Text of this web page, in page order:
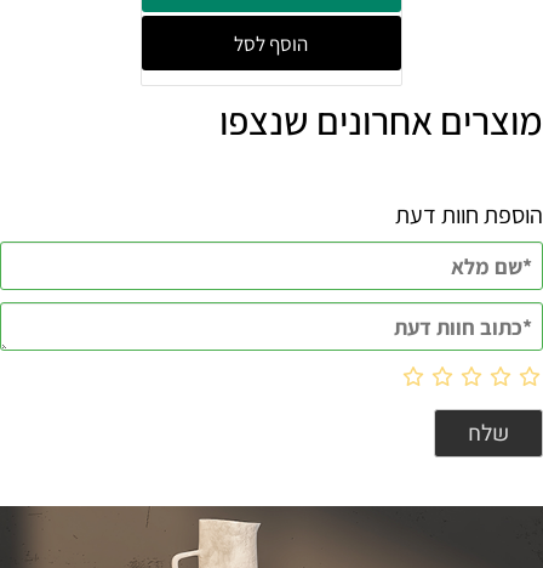
הוסף לסל
מוצרים אחרונים שנצפו
הוספת חוות דעת